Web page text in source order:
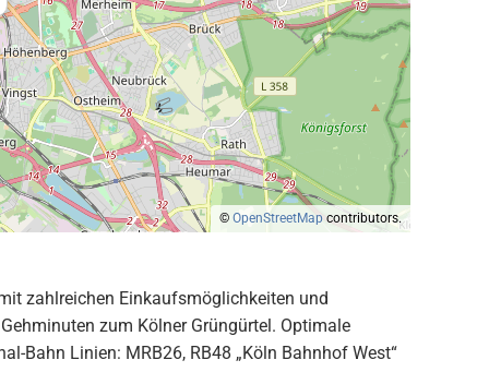
© OpenStreetMap contributors.
zahlreichen Einkaufsmöglichkeiten und
zum Kölner Grüngürtel. Optimale
Bahn Linien: MRB26, RB48 „Köln Bahnhof West“